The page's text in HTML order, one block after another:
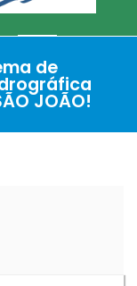
de
JOÃO!